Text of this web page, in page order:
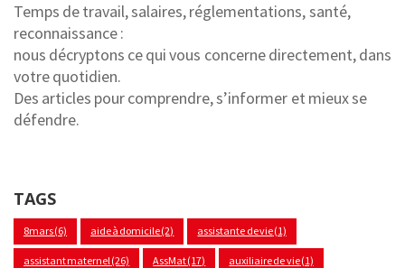
Temps de travail, salaires, réglementations, santé,
reconnaissance :
nous décryptons ce qui vous concerne directement, dans
votre quotidien.
Des articles pour comprendre, s’informer et mieux se
défendre.
TAGS
8mars(6) aide à domicile(2) assistante de vie(1)
assistant maternel (26) AssMat(17) auxiliaire de vie(1)